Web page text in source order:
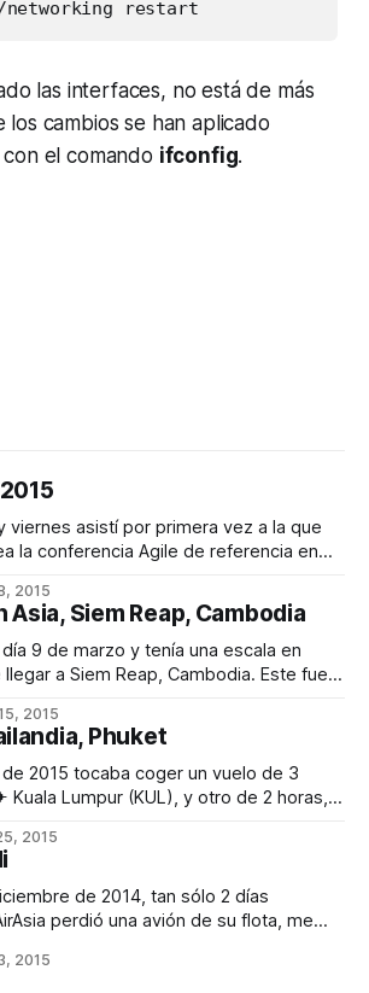
las interfaces, no está de más
cambios se han aplicado
el comando ifconfig.
viernes asistí por primera vez a la que
la conferencia Agile de referencia en
Bellas Artes. Organización La
impecable desde el primer momento.
la
2015
Asia, Siem Reap, Cambodia
9 de marzo y tenía una escala en
a Siem Reap, Cambodia. Este fue
2015
Phuket
de 2015 tocaba coger un vuelo de 3
Kuala Lumpur (KUL), y otro de 2 horas,
días, Phuket Town. Aterrice en el
sobre las 8:40pm para
2015
de 2014, tan sólo 2 días
perdió una avión de su flota, me
la mayor parte del tiempo y en
2015